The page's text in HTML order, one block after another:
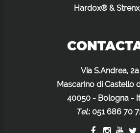
Hardox® &
Via S.Andrea, 2a
Mascarino di Castello
40050 - Bologna -
Tel.: 051 686 70